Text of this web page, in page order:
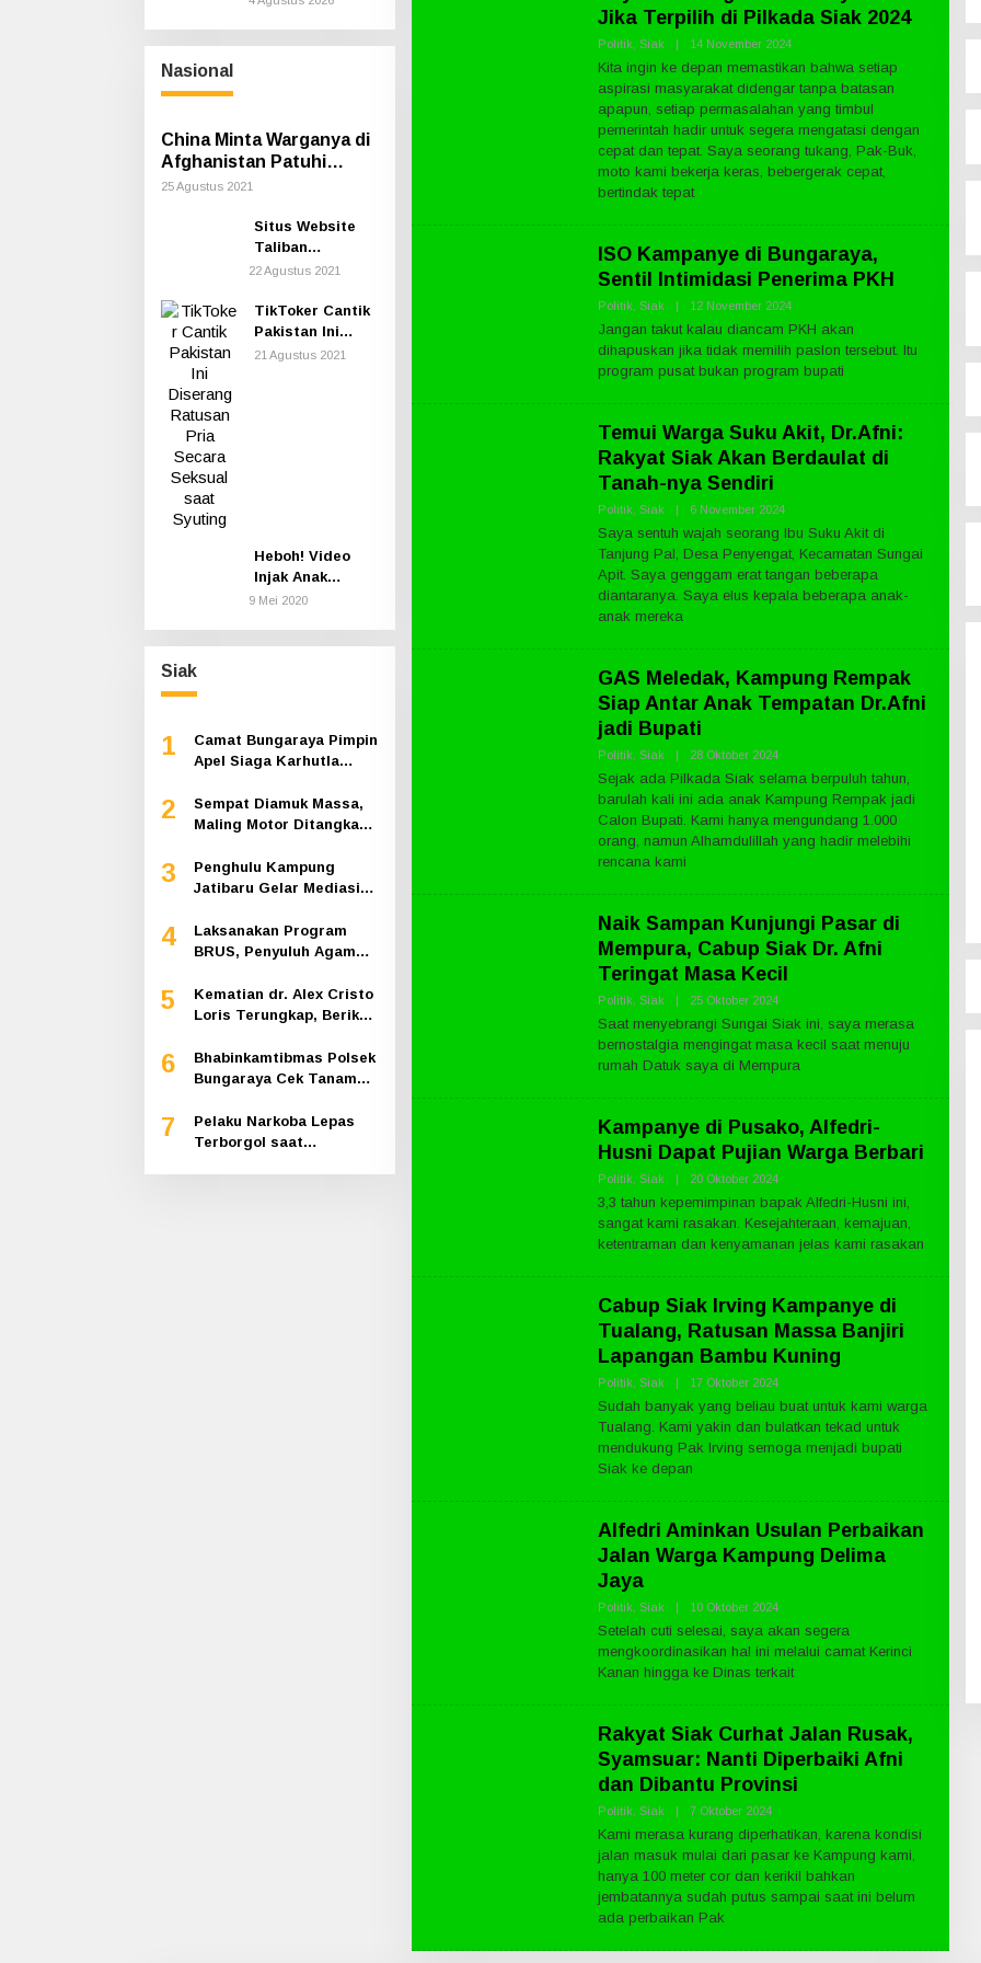
Nasional
China Minta Warganya di
Afghanistan Patuhi
Aturan Taliban Termasuk
25 Agustus 2021
Situs Website
Taliban
Dilaporkan
Internet
22 Agustus 2021
TikToker Cantik
Pakistan Ini
Diserang
21 Agustus 2021
Heboh! Video
Injak Anak
Kucing sampai
9 Mei 2020
Siak
1
Camat Bungaraya Pimpin
Apel Siaga Karhutla
Perusahaan dan
Masyarakat Dikuatkan
2
Sempat Diamuk Massa,
Maling Motor Ditangkap
Pakning
3
Penghulu Kampung
Jatibaru Gelar Mediasi
Satu Pihak Tak Hadir
4
Laksanakan Program
BRUS, Penyuluh Agama
Gandeng SMAN 1
5
Kematian dr. Alex Cristo
Loris Terungkap, Berikut
6
Bhabinkamtibmas Polsek
Bungaraya Cek Tanaman
Pekarangan Pangan
Bergizi di Dusun
7
Pelaku Narkoba Lepas
Terborgol saat
.
M
Jika Terpilih di Pilkada Siak 2024
Politik, Siak | 14 November 2024O
E
H
P
U
B
L
W
.
C
O
M
Kita ingin ke depan memastikan bahwa setiap
aspirasi masyarakat didengar tanpa batasan
apapun, setiap permasalahan yang timbul
pemerintah hadir untuk segera mengatasi dengan
cepat dan tepat. Saya seorang tukang, Pak-Buk,
moto kami bekerja keras, bebergerak cepat,
bertindak tepat
ISO Kampanye di Bungaraya,
Sentil Intimidasi Penerima PKH
Politik, Siak | 12 November 2024O
H
P
I
K
N
C
O
Jangan takut kalau diancam PKH akan
dihapuskan jika tidak memilih paslon tersebut. Itu
program pusat bukan program bupati
Temui Warga Suku Akit, Dr.Afni:
Rakyat Siak Akan Berdaulat di
Tanah-nya Sendiri
Politik, Siak | 6 November 2024O
E
H
P
U
B
K
E
S
Saya sentuh wajah seorang Ibu Suku Akit di
Tanjung Pal, Desa Penyengat, Kecamatan Sungai
Apit. Saya genggam erat tangan beberapa
diantaranya. Saya elus kepala beberapa anak-
anak mereka
GAS Meledak, Kampung Rempak
Siap Antar Anak Tempatan Dr.Afni
jadi Bupati
Politik, Siak | 28 Oktober 2024O
E
H
P
B
K
E
W
S
.
C
O
Sejak ada Pilkada Siak selama berpuluh tahun,
barulah kali ini ada anak Kampung Rempak jadi
Calon Bupati. Kami hanya mengundang 1.000
orang, namun Alhamdulillah yang hadir melebihi
rencana kami
Naik Sampan Kunjungi Pasar di
Mempura, Cabup Siak Dr. Afni
Teringat Masa Kecil
Politik, Siak | 25 Oktober 2024O
E
H
P
I
K
N
W
S
.
C
O
Saat menyebrangi Sungai Siak ini, saya merasa
bernostalgia mengingat masa kecil saat menuju
rumah Datuk saya di Mempura
Kampanye di Pusako, Alfedri-
Husni Dapat Pujian Warga Berbari
Politik, Siak | 20 Oktober 2024O
E
H
P
I
K
N
E
W
C
O
3,3 tahun kepemimpinan bapak Alfedri-Husni ini,
sangat kami rasakan. Kesejahteraan, kemajuan,
ketentraman dan kenyamanan jelas kami rasakan
Cabup Siak Irving Kampanye di
Tualang, Ratusan Massa Banjiri
Lapangan Bambu Kuning
Politik, Siak | 17 Oktober 2024O
E
H
P
U
I
N
E
W
C
O
Sudah banyak yang beliau buat untuk kami warga
Tualang. Kami yakin dan bulatkan tekad untuk
mendukung Pak Irving semoga menjadi bupati
Siak ke depan
Alfedri Aminkan Usulan Perbaikan
Jalan Warga Kampung Delima
Jaya
Politik, Siak | 10 Oktober 2024O
E
H
P
I
K
W
C
O
Setelah cuti selesai, saya akan segera
mengkoordinasikan hal ini melalui camat Kerinci
Kanan hingga ke Dinas terkait
Rakyat Siak Curhat Jalan Rusak,
Syamsuar: Nanti Diperbaiki Afni
dan Dibantu Provinsi
Politik, Siak | 7 Oktober 2024O
E
H
P
B
K
Kami merasa kurang diperhatikan, karena kondisi
jalan masuk mulai dari pasar ke Kampung kami,
hanya 100 meter cor dan kerikil bahkan
jembatannya sudah putus sampai saat ini belum
ada perbaikan Pak